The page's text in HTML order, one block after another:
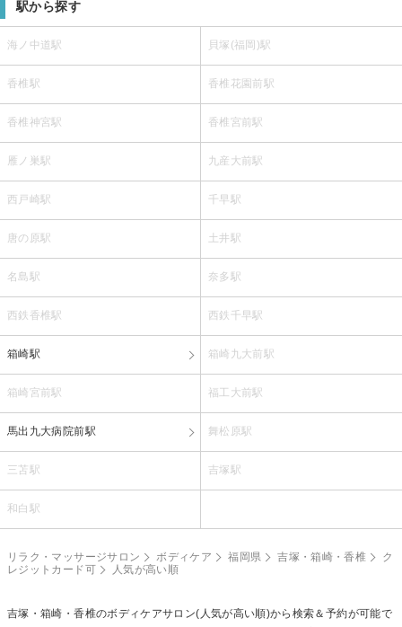
駅から探す
海ノ中道駅 貝塚(福岡)駅
香椎駅 香椎花園前駅
香椎神宮駅 香椎宮前駅
雁ノ巣駅 九産大前駅
西戸崎駅 千早駅
唐の原駅 土井駅
名島駅 奈多駅
西鉄香椎駅 西鉄千早駅
箱崎駅 箱崎九大前駅
箱崎宮前駅 福工大前駅
馬出九大病院前駅 舞松原駅
三苫駅 吉塚駅
和白駅
リラク・マッサージサロン ボディケア 福岡県 吉塚・箱崎・香椎
ク
レジットカード可
人気が高い順
吉塚・箱崎・香椎のボディケアサロン(人気が高い順)から検索＆予約が可能で